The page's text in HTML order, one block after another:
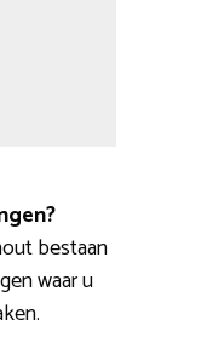
bestaan
waar u